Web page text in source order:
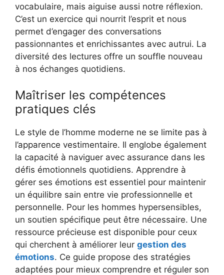
vocabulaire, mais aiguise aussi notre réflexion.
C’est un exercice qui nourrit l’esprit et nous
permet d’engager des conversations
passionnantes et enrichissantes avec autrui. La
diversité des lectures offre un souffle nouveau
à nos échanges quotidiens.
Maîtriser les compétences
pratiques clés
Le style de l’homme moderne ne se limite pas à
l’apparence vestimentaire. Il englobe également
la capacité à naviguer avec assurance dans les
défis émotionnels quotidiens. Apprendre à
gérer ses émotions est essentiel pour maintenir
un équilibre sain entre vie professionnelle et
personnelle. Pour les hommes hypersensibles,
un soutien spécifique peut être nécessaire. Une
ressource précieuse est disponible pour ceux
qui cherchent à améliorer leur gestion des
émotions. Ce guide propose des stratégies
adaptées pour mieux comprendre et réguler son